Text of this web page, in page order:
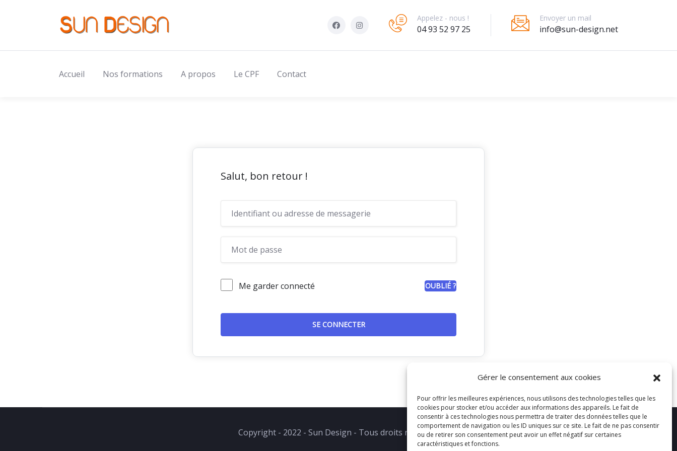
Gérer le consentement aux cookies
Pour offrir les meilleures expériences, nous utilisons des technologies telles que les
cookies pour stocker et/ou accéder aux informations des appareils. Le fait de
consentir à ces technologies nous permettra de traiter des données telles que le
comportement de navigation ou les ID uniques sur ce site. Le fait de ne pas consentir
ou de retirer son consentement peut avoir un effet négatif sur certaines
caractéristiques et fonctions.
Appelez - nous !
04 93 52 97 25
Envoyer un mail
info@sun-design.net
Accueil Nos formations A propos Le CPF Contact
Salut, bon retour !
Me garder connecté OUBLIÉ ?
SE CONNECTER
Copyright - 2022 - Sun Design - Tous droits réservés.